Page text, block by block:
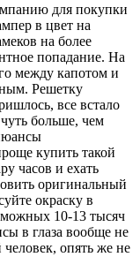
для покупки
в цвет на
на более
попадание. На
между капотом и
Решетку
все встало
больше, чем
купить такой
часов и ехать
оригинальный
окраску в
10-13 тысяч
в глаза вообще не
опять же не